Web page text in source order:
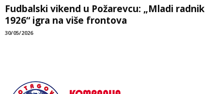
Fudbalski vikend u Požarevcu: „Mladi radnik
1926“ igra na više frontova
30/05/2026